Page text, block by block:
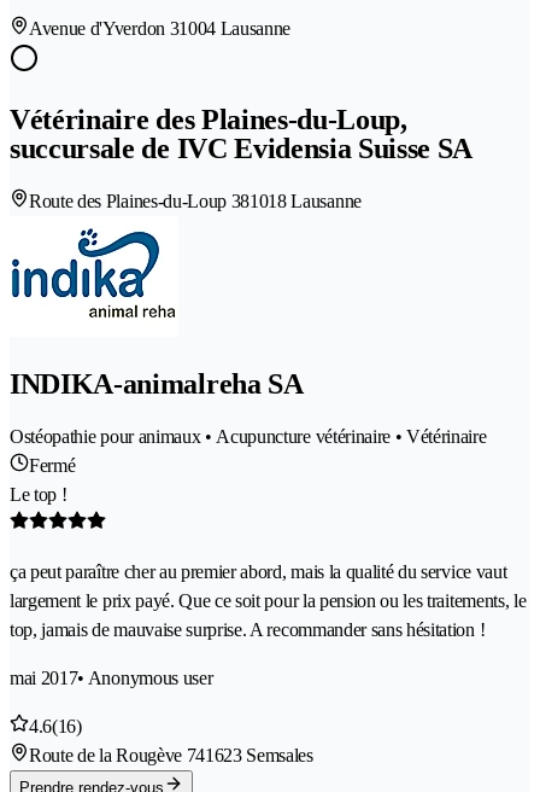
Avenue d'Yverdon 31004 Lausanne
Vétérinaire des Plaines-du-Loup,
succursale de IVC Evidensia Suisse SA
Route des Plaines-du-Loup 381018 Lausanne
INDIKA-animalreha SA
Ostéopathie pour animaux • Acupuncture vétérinaire • Vétérinaire
Fermé
Le top !
ça peut paraître cher au premier abord, mais la qualité du service vaut
largement le prix payé. Que ce soit pour la pension ou les traitements, le
top, jamais de mauvaise surprise. A recommander sans hésitation !
mai 2017• Anonymous user
4.6(16)
Route de la Rougève 741623 Semsales
Prendre rendez-vous